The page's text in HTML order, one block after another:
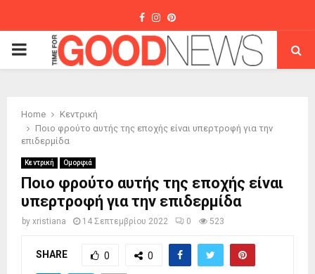
Facebook
Instagram
Pinterest
PRIMARY
Home
Κεντρική
Ποιο φρούτο αυτής της εποχής είναι υπερτροφή για την
επιδερμίδα
Κεντρική Ομορφιά
Ποιο φρούτο αυτής της εποχής είναι
υπερτροφή για την επιδερμίδα
by xristiana 14 Σεπτεμβρίου 2022 0 523
SHARE 0 0